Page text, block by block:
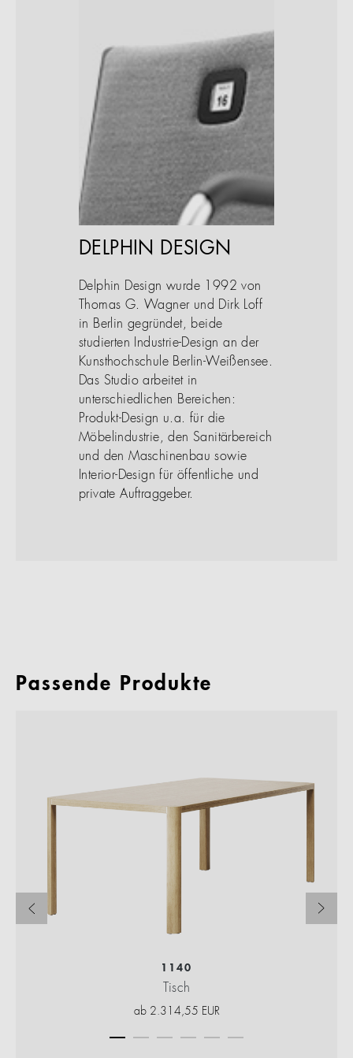
DELPHIN DESIGN
Delphin Design wurde 1992 von
Thomas G. Wagner und Dirk Loff
in Berlin gegründet, beide
studierten Industrie-Design an der
Kunsthochschule Berlin-Weißensee.
Das Studio arbeitet in
unterschiedlichen Bereichen:
Produkt-Design u.a. für die
Möbelindustrie, den Sanitärbereich
und den Maschinenbau sowie
Interior-Design für öffentliche und
private Auftraggeber.
Passende Produkte
1140
Tisch
ab 2.314,55 EUR